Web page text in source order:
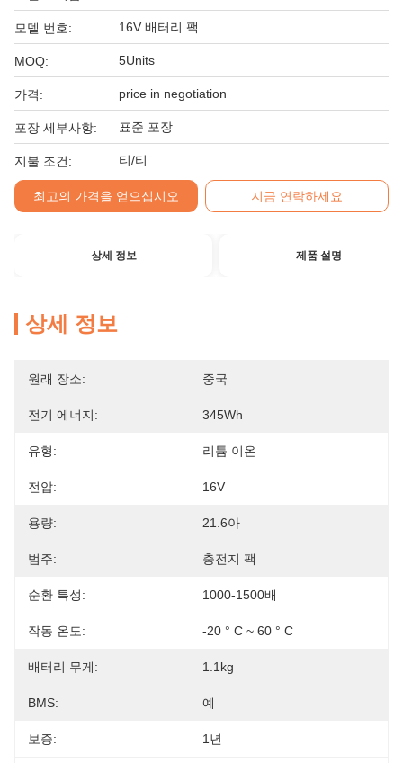
모델 번호: 16V 배터리 팩
MOQ: 5Units
가격: price in negotiation
포장 세부사항: 표준 포장
지불 조건: 티/티
최고의 가격을 얻으십시오 지금 연락하세요
상세 정보 제품 설명
상세 정보
원래 장소: 중국
전기 에너지: 345Wh
유형: 리튬 이온
전압: 16V
용량: 21.6아
범주: 충전지 팩
순환 특성: 1000-1500배
작동 온도: -20 ° C ~ 60 ° C
배터리 무게: 1.1kg
BMS: 예
보증: 1년